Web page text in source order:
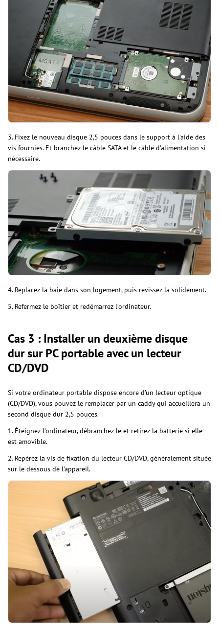
3. Fixez le nouveau disque 2,5 pouces dans le support à l’aide des
vis fournies. Et branchez le câble SATA et le câble d’alimentation si
nécessaire.
4. Replacez la baie dans son logement, puis revissez-la solidement.
5. Refermez le boîtier et redémarrez l’ordinateur.
Cas 3 : Installer un deuxième disque
dur sur PC portable avec un lecteur
CD/DVD
Si votre ordinateur portable dispose encore d’un lecteur optique
(CD/DVD), vous pouvez le remplacer par un caddy qui accueillera un
second disque dur 2,5 pouces.
1. Éteignez l’ordinateur, débranchez-le et retirez la batterie si elle
est amovible.
2. Repérez la vis de fixation du lecteur CD/DVD, généralement située
sur le dessous de l’appareil.